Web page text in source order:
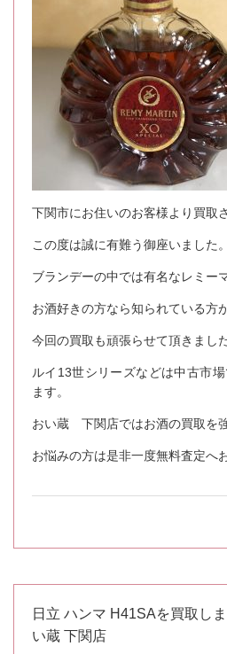
下関市にお住いのお客様より買取
この度は誠に有難う御座いました。
ブランデーの中では有名なレミー
お酒好きの方なら知られている方
今回の買取も頑張らせて頂きまし
ルイ13世シリーズなどは中古市
ます。
おい蔵 下関店ではお酒の買取を
お悩みの方は是非一度無料査定
日立 ハンマ H41SAを買取し
い蔵 下関店